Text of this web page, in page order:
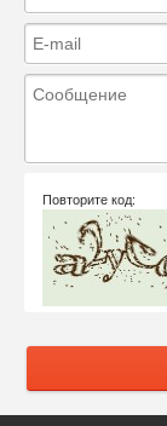
Повторите код: